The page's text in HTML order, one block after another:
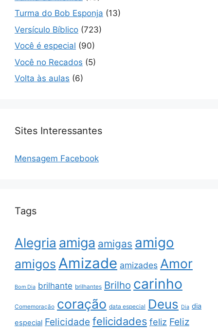
Turma do Bob Esponja (13)
Versículo Bíblico (723)
Você é especial (90)
Você no Recados (5)
Volta às aulas (6)
Sites Interessantes
Mensagem Facebook
Tags
Alegria amiga amigas amigo
amigos Amizade amizades Amor
Bom Dia brilhante brilhantes Brilho carinho
Comemoração coração data especial Deus Dia dia
especial Felicidade felicidades feliz Feliz